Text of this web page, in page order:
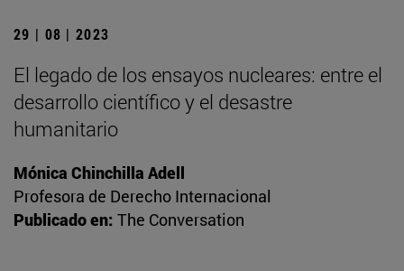
29 | 08 | 2023
El legado de los ensayos nucleares: entre el
desarrollo científico y el desastre
humanitario
Mónica Chinchilla Adell
Profesora de Derecho Internacional
Publicado en: The Conversation